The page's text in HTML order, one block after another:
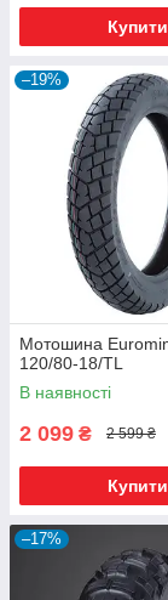
Купити
–19%
Мотошина
120/80-18/TL
В наявності
2 099 ₴ 2 599 ₴
Купити
–17%